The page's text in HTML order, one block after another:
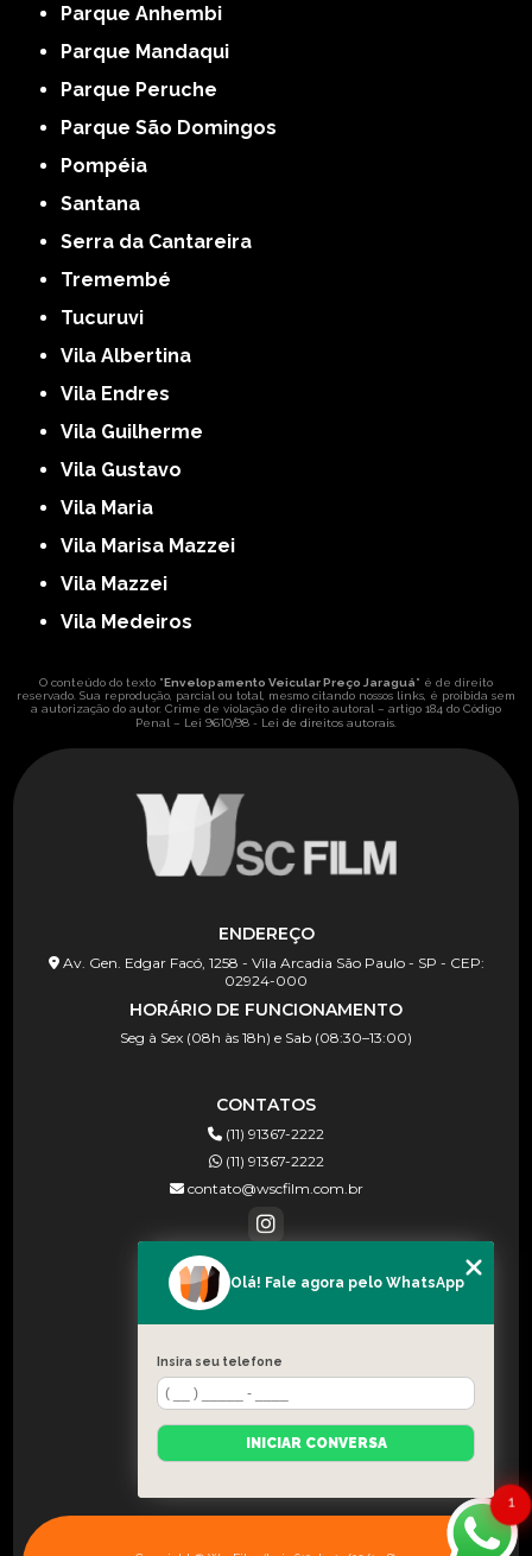
Parque Anhembi
Parque Mandaqui
Parque Peruche
Parque São Domingos
Pompéia
Santana
Serra da Cantareira
Tremembé
Tucuruvi
Vila Albertina
Vila Endres
Vila Guilherme
Vila Gustavo
Vila Maria
Vila Marisa Mazzei
Vila Mazzei
Vila Medeiros
O conteúdo do texto "Envelopamento Veicular Preço Jaraguá" é de direito
reservado. Sua reprodução, parcial ou total, mesmo citando nossos links, é proibida sem
a autorização do autor. Crime de violação de direito autoral – artigo 184 do Código
Penal – Lei 9610/98 - Lei de direitos autorais
ENDEREÇO
Av. Gen. Edgar Facó, 1258 - Vila Arcadia São Paulo - SP - CEP:
02924-000
HORÁRIO DE FUNCIONAMENTO
Seg à Sex (08h às 18h) e Sab (08:30–13:00)
CONTATOS
(11) 91367-2222
(11) 91367-2222
contato@wscfilm.com.br
MENU
HOME
BLOG
CONTATO
CATEGORIAS
1
Olá! Fale agora pelo WhatsApp
Insira seu telefone
INICIAR CONVERSA